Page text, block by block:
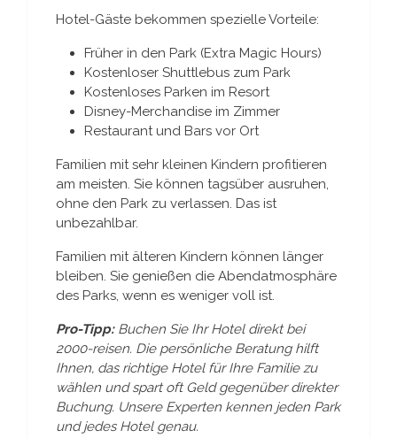
Hotel-Gäste bekommen spezielle Vorteile:
Früher in den Park (Extra Magic Hours)
Kostenloser Shuttlebus zum Park
Kostenloses Parken im Resort
Disney-Merchandise im Zimmer
Restaurant und Bars vor Ort
Familien mit sehr kleinen Kindern profitieren
am meisten. Sie können tagsüber ausruhen,
ohne den Park zu verlassen. Das ist
unbezahlbar.
Familien mit älteren Kindern können länger
bleiben. Sie genießen die Abendatmosphäre
des Parks, wenn es weniger voll ist.
Pro-Tipp: Buchen Sie Ihr Hotel direkt bei
2000-reisen. Die persönliche Beratung hilft
Ihnen, das richtige Hotel für Ihre Familie zu
wählen und spart oft Geld gegenüber direkter
Buchung. Unsere Experten kennen jeden Park
und jedes Hotel genau.